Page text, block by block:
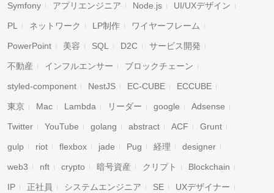
Symfony アプリエンジニア Node.js UI/UXデザイン
PL ネットワーク LP制作 ワイヤーフレーム
PowerPoint 美容 SQL D2C サービス開発
不動産 インフルエンサー ブロックチェーン
styled-component NestJS EC-CUBE ECCUBE
東京 Mac Lambda リーダー google Adsense
Twitter YouTube golang abstract ACF Grunt
gulp riot flexbox jade Pug 経理 designer
web3 nft crypto 暗号資産 クリプト Blockchain
IP 正社員 システムエンジニア SE UXデザイナー